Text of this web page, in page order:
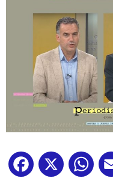
Facebook
X